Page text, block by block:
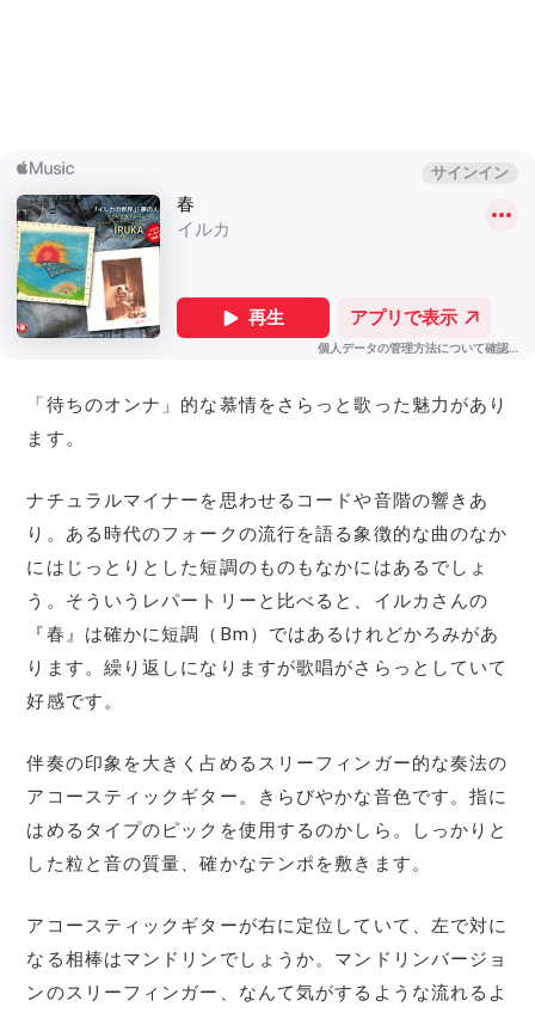
「待ちのオンナ」的な慕情をさらっと歌った魅力があり
ます。
ナチュラルマイナーを思わせるコードや音階の響きあ
り。ある時代のフォークの流行を語る象徴的な曲のなか
にはじっとりとした短調のものもなかにはあるでしょ
う。そういうレパートリーと比べると、イルカさんの
『春』は確かに短調（Bm）ではあるけれどかろみがあ
ります。繰り返しになりますが歌唱がさらっとしていて
好感です。
伴奏の印象を大きく占めるスリーフィンガー的な奏法の
アコースティックギター。きらびやかな音色です。指に
はめるタイプのピックを使用するのかしら。しっかりと
した粒と音の質量、確かなテンポを敷きます。
アコースティックギターが右に定位していて、左で対に
なる相棒はマンドリンでしょうか。マンドリンバージョ
ンのスリーフィンガー、なんて気がするような流れるよ